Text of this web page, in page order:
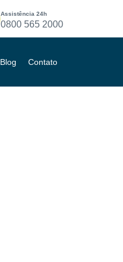
Assistência 24h
0800 565 2000
Blog Contato